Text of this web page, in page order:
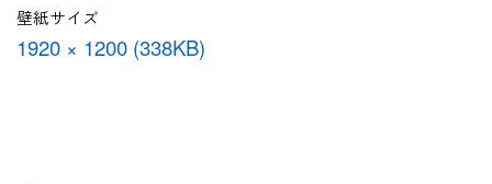
壁紙サイズ
1920 × 1200 (338KB)